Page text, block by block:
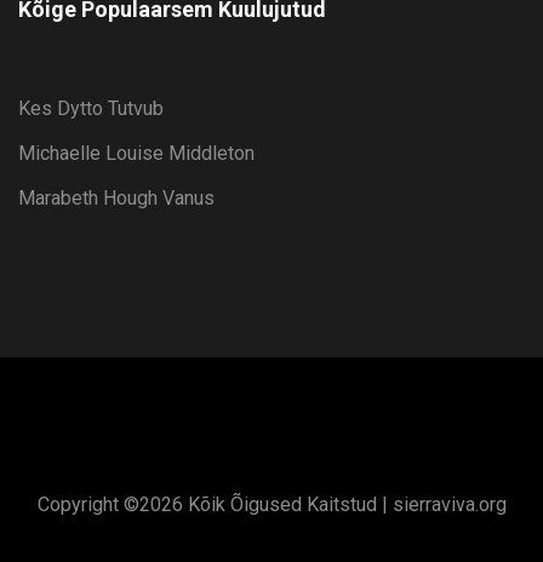
Kõige Populaarsem Kuulujutud
Kes Dytto Tutvub
Michaelle Louise Middleton
Marabeth Hough Vanus
Copyright ©2026 Kõik Õigused Kaitstud | sierraviva.org